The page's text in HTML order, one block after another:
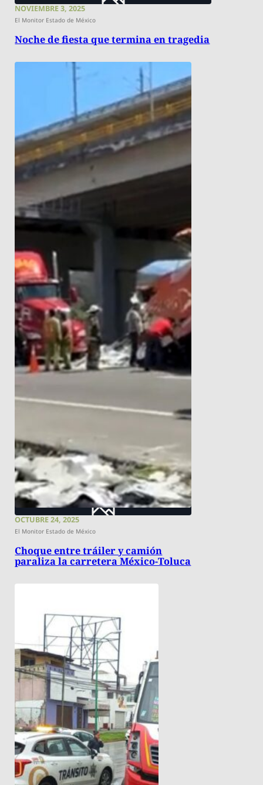
NOVIEMBRE 3, 2025
El Monitor Estado de México
Noche de fiesta que termina en tragedia
OCTUBRE 24, 2025
El Monitor Estado de México
Choque entre tráiler y camión
paraliza la carretera México-Toluca